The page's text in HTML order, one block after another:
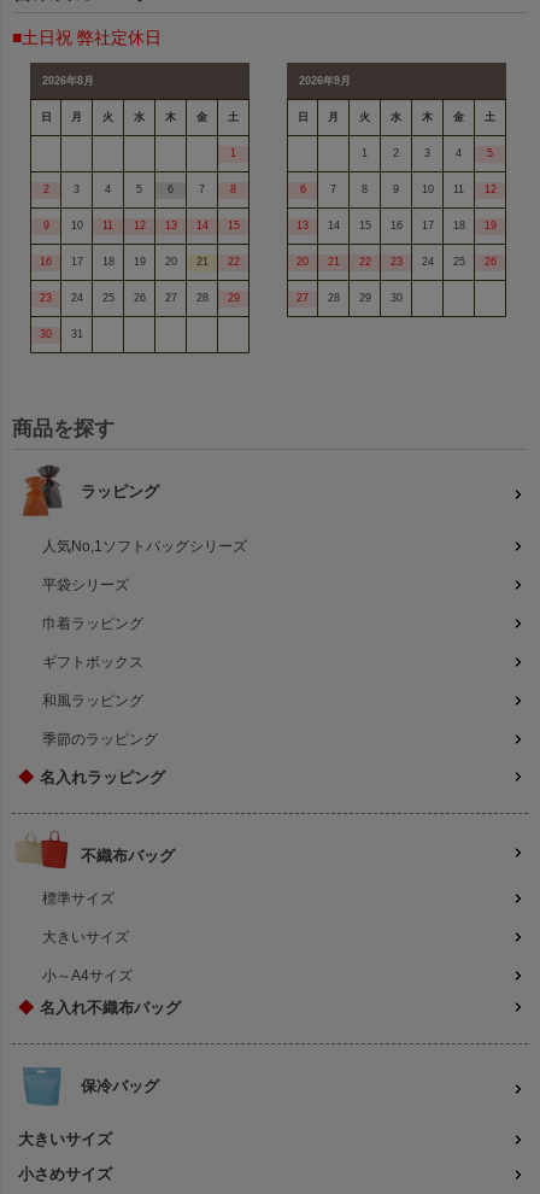
■土日祝 弊社定休日
2026年8月
日 月 火 水 木 金 土
1
2 3 4 5 6 7 8
9 10 11 12 13 14 15
16 17 18 19 20 21 22
23 24 25 26 27 28 29
30 31
2026年9月
日 月 火 水 木 金 土
1 2 3 4 5
6 7 8 9 10 11 12
13 14 15 16 17 18 19
20 21 22 23 24 25 26
27 28 29 30
商品を探す
ラッピング
人気No,1ソフトバッグシリーズ
平袋シリーズ
巾着ラッピング
ギフトボックス
和風ラッピング
季節のラッピング
◆ 名入れラッピング
不織布バッグ
標準サイズ
大きいサイズ
小～A4サイズ
◆ 名入れ不織布バッグ
保冷バッグ
大きいサイズ
小さめサイズ